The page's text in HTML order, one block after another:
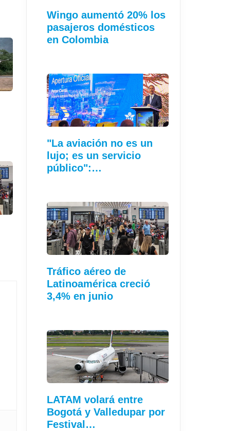
Wingo aumentó 20% los
pasajeros domésticos
en Colombia
"La aviación no es un
lujo; es un servicio
público":…
Tráfico aéreo de
Latinoamérica creció
3,4% en junio
LATAM volará entre
Bogotá y Valledupar por
Festival…